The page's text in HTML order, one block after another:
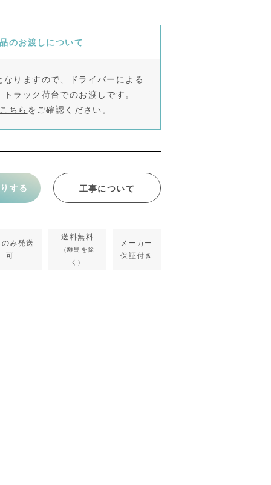
のお渡しについて
なりますので、ドライバーによる
ラック荷台でのお渡しです。
こちら をご確認ください。
する 工事について
み発送
可
送料無料
（離島を除
く）
メーカー
保証付き